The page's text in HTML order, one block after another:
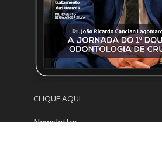
CLIQUE AQUI
Newsletter